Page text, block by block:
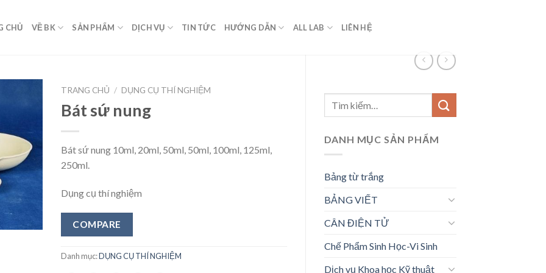
CHỦ VỀ BK SẢN PHẨM DỊCH VỤ TIN TỨC HƯỚNG DẪN ALL LAB LIÊN HỆ
Tìm
kiếm:
DANH MỤC SẢN PHẨM
Bảng từ trắng
BẢNG VIẾT
CÂN ĐIỆN TỬ
Chế Phẩm Sinh Học-Vi Sinh
Dịch vụ Khoa học Kỹ thuật
Wishlist
TRANG CHỦ / DỤNG CỤ THÍ NGHIỆM
Bát sứ nung
Bát sứ nung 10ml, 20ml, 50ml, 50ml, 100ml, 125ml,
250ml.
Dụng cụ thí nghiệm
COMPARE
Danh mục:DỤNG CỤ THÍ NGHIỆM